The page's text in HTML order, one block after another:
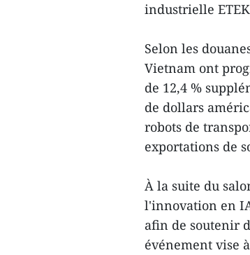
industrielle
Selon les
Vietnam ont
de 12,4 %
de dollars
robots de
exportations de
À la suite du
l'innovation en
afin de soutenir
événement vise